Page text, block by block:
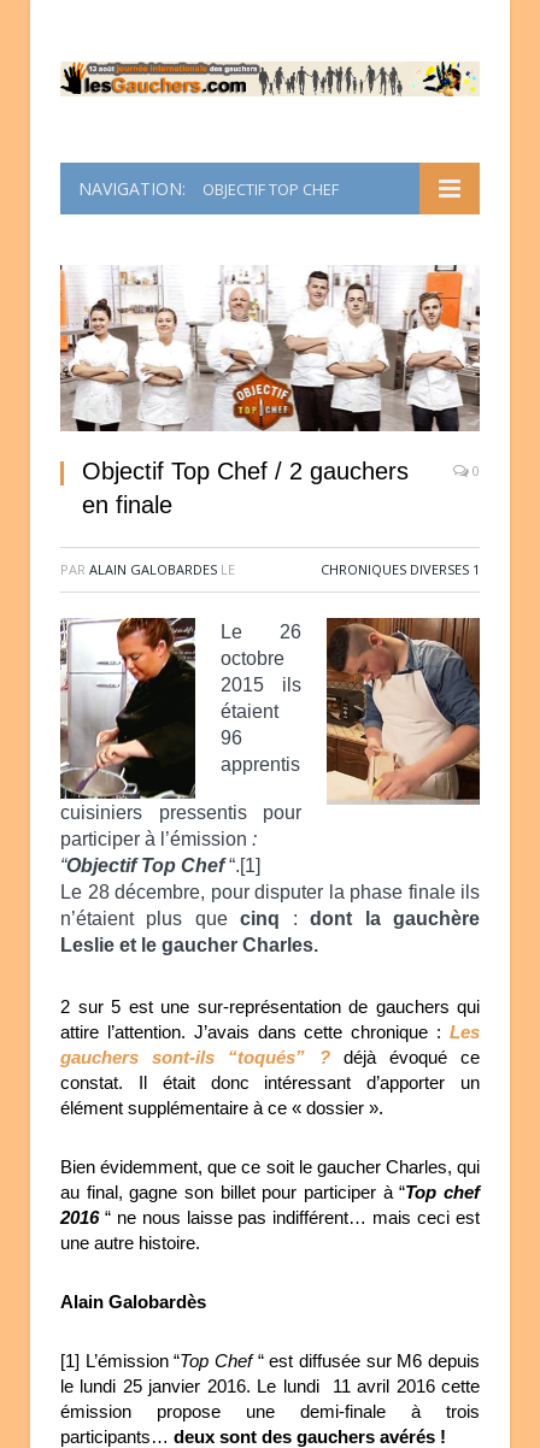
NAVIGATION: OBJECTIF TOP CHEF
Objectif Top Chef / 2 gauchers
en finale
0
PAR ALAIN GALOBARDES LE CHRONIQUES DIVERSES 1
Le 26
octobre
2015 ils
étaient
96
apprentis
cuisiniers pressentis pour
participer à l’émission :
“Objectif Top Chef “.[1]
Le 28 décembre, pour disputer la phase finale ils
n’étaient plus quecinq :dont la gauchère
Leslie et le gaucher Charles.
2 sur 5 est une sur-représentation de gauchers qui
attire l’attention. J’avais dans cette chronique : Les
gauchers sont-ils “toqués”
?
déjà évoqué ce
constat. Il était donc intéressant d’apporter un
élément supplémentaire à ce « dossier ».
Bien évidemment, que ce soit le gaucher Charles, qui
au final, gagne son billet pour participer à “Top chef
2016 “ ne nous laisse pas indifférent… mais ceci est
une autre histoire.
Alain Galobardès
[1] L’émission “Top Chef“ est diffusée sur M6 depuis
le lundi 25 janvier 2016. Le lundi 11 avril 2016 cette
émission propose une demi-finale à trois
participants… deux sont des gauchers avérés !